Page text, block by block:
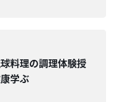
料理の調理体験授
学ぶ